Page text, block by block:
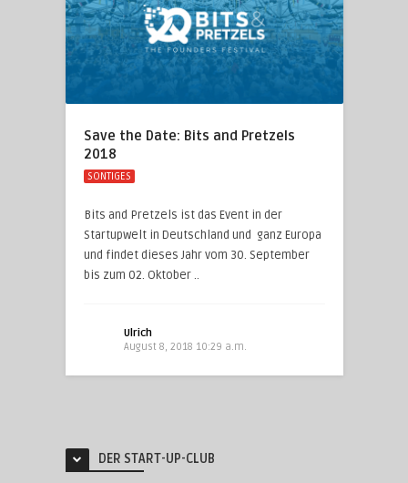
Save the Date: Bits and Pretzels
2018
SONTIGES
Bits and Pretzels ist das Event in der
Startupwelt in Deutschland und ganz Europa
und findet dieses Jahr vom 30. September
bis zum 02. Oktober ..
Ulrich
August 8, 2018 10:29 a.m.
DER START-UP-CLUB